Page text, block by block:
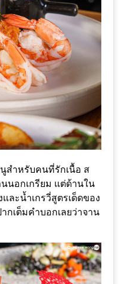
สำหรับคนที่รักเนื้อ ส
นอกเกรียม แต่ด้านใน
ละน้ำเกรวี่สูตรเด็ดของ
กเต็มคำบอกเลยว่าจาน